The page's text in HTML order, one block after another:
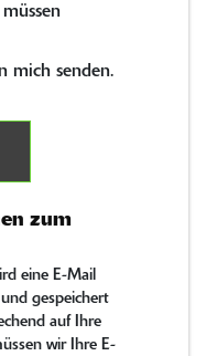
mich senden.
zum
eine E-Mail
gespeichert
auf Ihre
wir Ihre E-